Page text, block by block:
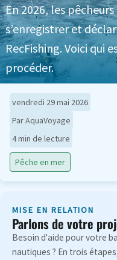
En 2026, les
s’enregistrer et
RecFishing. Voici qui
procéder.
vendredi 29 mai 2026
Par AquaVoyage
4 min de lecture
Pêche en mer
MISE EN RELATION
Parlons de votre
Besoin d'aide pour votre
nautiques ? En trois